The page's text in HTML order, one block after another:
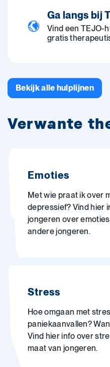
Ga langs bij
Vind een TEJO-
gratis
Bekijk alle hulplijnen
Verwante
Emoties
Met wie praat ik over
depressief? Vind hier
jongeren over
andere jongeren.
Stress
Hoe omgaan met
paniekaanvallen?
Vind hier info over
maat van jongeren.